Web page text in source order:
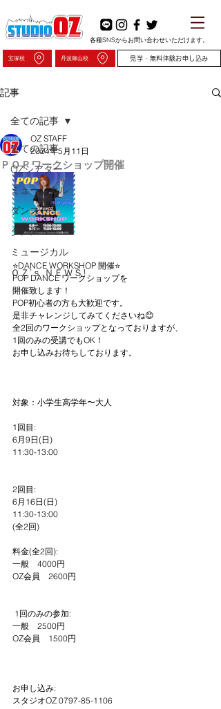
各種SNSからお問い合わせいただけます。
宝塚校 丹波篠山校 見学・無料体験お申し込み
記事
全ての記事
OZシアター
ミュージカル
ダンス
ダンス
ミュージカル
ＯＺ’ｓ ＮＥＷＳ!
全ての記事
ＰＯＰワークショップ開催
OZ STAFF
2024年5月11日
⭐️DANCE WORKSHOP 開催⭐️
POP DANCE ワークショップを
開催致します！
POP初心者の方も大歓迎です。
是非チャレンジしてみてくださいね😊
全2回のワークショップとなっておりますが、
1回のみの受講でもOK！
お申し込みお待ちしております。
対象：小学生高学年〜大人
1回目:
6月9日(日)
11:30-13:00
2回目:
6月16日(日)
11:30-13:00
(全2回)
料金(全2回):
一般　4000円
OZ会員　2600円
1回のみの参加:
一般　2500円
OZ会員　1500円
お申し込み:
スタジオOZ 0797-85-1106